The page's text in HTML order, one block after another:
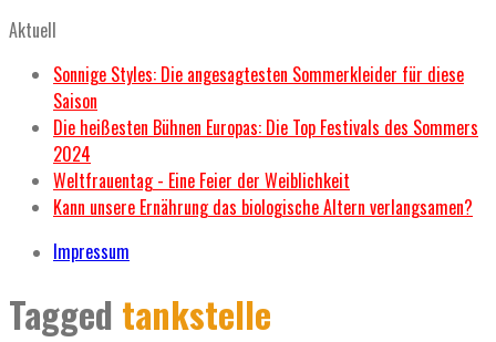
Aktuell
Sonnige Styles: Die angesagtesten Sommerkleider für diese
Saison
Die heißesten Bühnen Europas: Die Top Festivals des Sommers
2024
Weltfrauentag - Eine Feier der Weiblichkeit
Kann unsere Ernährung das biologische Altern verlangsamen?
Impressum
Tagged tankstelle